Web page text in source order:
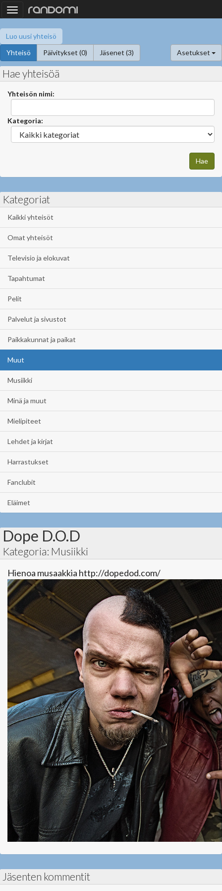
Toggle
navigation
Luo uusi yhteisö
Yhteisö
Päivitykset (0) Jäsenet (3) Asetukset
Hae yhteisöä
Yhteisön nimi:
Kategoria:
Kategoriat
Kaikki yhteisöt
Omat yhteisöt
Televisio ja elokuvat
Tapahtumat
Pelit
Palvelut ja sivustot
Paikkakunnat ja paikat
Muut
Musiikki
Minä ja muut
Mielipiteet
Lehdet ja kirjat
Harrastukset
Fanclubit
Eläimet
Dope D.O.D
Kategoria: Musiikki
Hienoa musaakkia http://dopedod.com/
Jäsenten kommentit